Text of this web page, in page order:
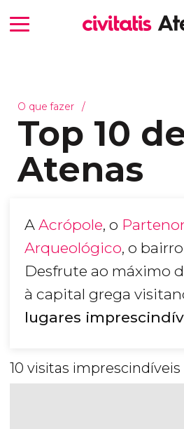
O que fazer
Top 10
Atenas
A Acrópole, o
Arqueológico, o
Desfrute ao máximo
à capital grega
lugares
10 visitas